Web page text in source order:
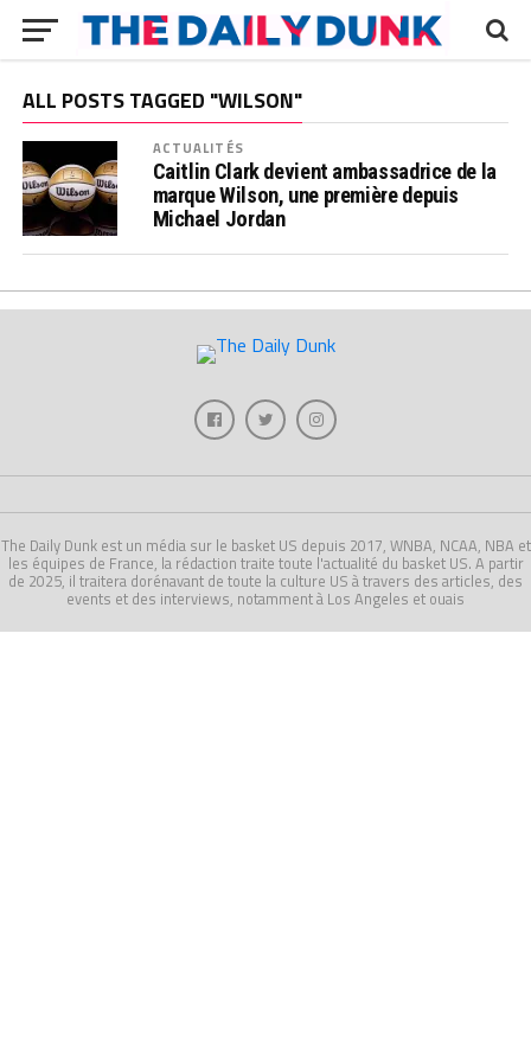
ALL POSTS TAGGED "WILSON"
ACTUALITÉS
Caitlin Clark devient ambassadrice de la
marque Wilson, une première depuis
Michael Jordan
The Daily Dunk est un média sur le basket US depuis 2017, WNBA, NCAA, NBA et
les équipes de France, la rédaction traite toute l'actualité du basket US. A partir
de 2025, il traitera dorénavant de toute la culture US à travers des articles, des
events et des interviews, notamment à Los Angeles et ouais